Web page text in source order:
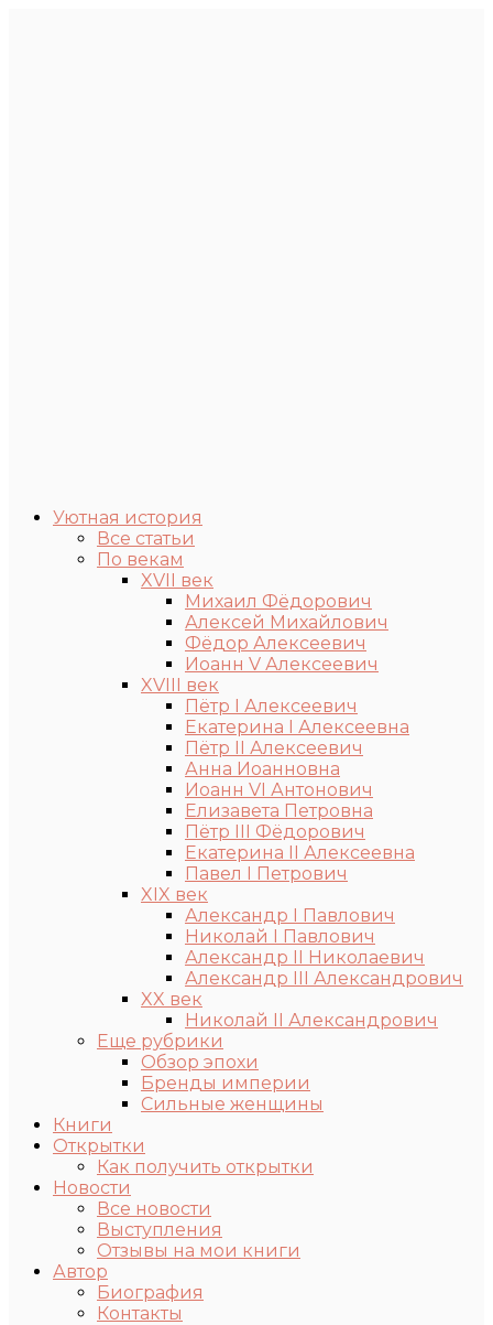
Уютная история
Все статьи
По векам
XVII век
Михаил Фёдорович
Алексей Михайлович
Фёдор Алексеевич
Иоанн V Алексеевич
XVIII век
Пётр I Алексеевич
Екатерина I Алексеевна
Пётр II Алексеевич
Анна Иоанновна
Иоанн VI Антонович
Елизавета Петровна
Пётр III Фёдорович
Екатерина II Алексеевна
Павел I Петрович
XIX век
Александр I Павлович
Николай I Павлович
Александр II Николаевич
Александр III Александрович
XX век
Николай II Александрович
Еще рубрики
Обзор эпохи
Бренды империи
Сильные женщины
Книги
Открытки
Как получить открытки
Новости
Все новости
Выступления
Отзывы на мои книги
Автор
Биография
Контакты